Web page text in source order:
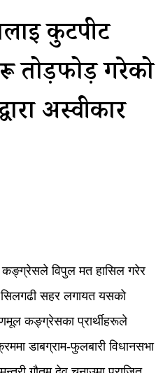
कुटपीट
तोड़फोड़ गरेको
अस्वीकार
कङ्ग्रेसले विपुल मत हासिल गरेर
सिलगढी सहर लगायत यसको
कङ्ग्रेसका प्रार्थीहरूले
डाबग्राम-फुलबारी विधानसभा